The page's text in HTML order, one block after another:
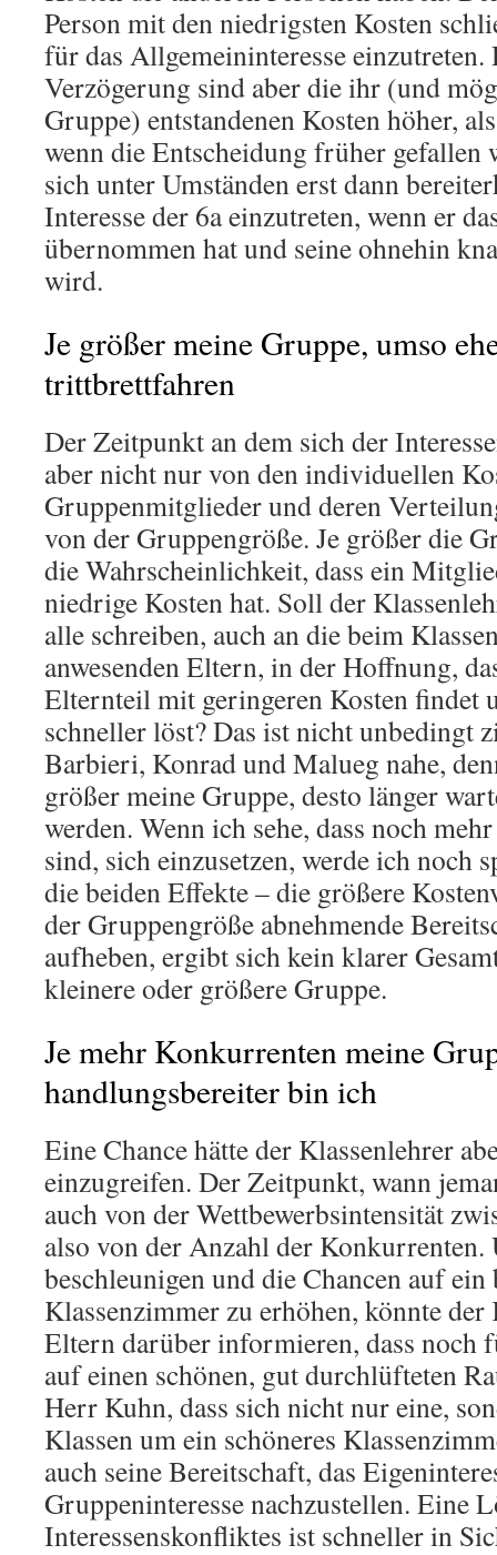
Person mit den niedrigsten Kosten
für das Allgemeininteresse einzutreten.
Verzögerung sind aber die ihr (und
Gruppe) entstandenen Kosten höher,
wenn die Entscheidung früher
sich unter Umständen erst dann
Interesse der 6a einzutreten, wenn er
übernommen hat und seine ohnehin
wird.
Je größer meine Gruppe, umso
trittbrettfahren
Der Zeitpunkt an dem sich der
aber nicht nur von den individuellen
Gruppenmitglieder und deren
von der Gruppengröße. Je größer die
die Wahrscheinlichkeit, dass ein
niedrige Kosten hat. Soll der
alle schreiben, auch an die beim
anwesenden Eltern, in der Hoffnung,
Elternteil mit geringeren Kosten findet
schneller löst? Das ist nicht unbedingt
Barbieri, Konrad und Malueg nahe,
größer meine Gruppe, desto länger
werden. Wenn ich sehe, dass noch
sind, sich einzusetzen, werde ich noch
die beiden Effekte – die größere
der Gruppengröße abnehmende
aufheben, ergibt sich kein klarer
kleinere oder größere Gruppe.
Je mehr Konkurrenten meine
handlungsbereiter bin ich
Eine Chance hätte der Klassenlehrer
einzugreifen. Der Zeitpunkt, wann
auch von der Wettbewerbsintensität
also von der Anzahl der Konkurrenten.
beschleunigen und die Chancen auf ein
Klassenzimmer zu erhöhen, könnte der
Eltern darüber informieren, dass noch
auf einen schönen, gut durchlüfteten
Herr Kuhn, dass sich nicht nur eine,
Klassen um ein schöneres
auch seine Bereitschaft, das
Gruppeninteresse nachzustellen. Eine
Interessenskonfliktes ist schneller in